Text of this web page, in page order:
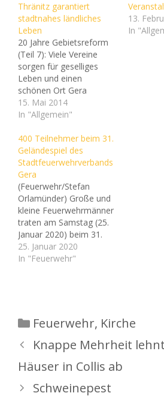
Thränitz garantiert
stadtnahes ländliches
Leben
20 Jahre Gebietsreform
(Teil 7): Viele Vereine
sorgen für geselliges
Leben und einen
schönen Ort Gera
Thränitz bildet mit dem
Dorf Collis und der
Ortsteil von Gera. Es liegt
landschaftlich reizvoll am
Naherholungsgebiet
Gessental und hat 400
Einwohner. Die Süd-Ost-
Tangente verbindet den
Ortsteil mit der Stadt…
15. Mai 2014
In "Allgemein"
13.
In
400 Teilnehmer beim 31.
Geländespiel des
Stadtfeuerwehrverbands
Gera
(Feuerwehr/Stefan
Orlamünder) Große und
kleine Feuerwehrmänner
traten am Samstag (25.
Januar 2020) beim 31.
Geländespiel zum
Wettkampf in Gera
Kilometer lange Strecke
unter freiem Himmel. Mit
feuerwehrspezifischen
Wissen und dem Einsatz
ihrer Fähigkeiten im
Kompass…
25. Januar 2020
In "Feuerwehr"
Kategorien
Feuerwehr, Kirche
Knappe Mehrheit
Häuser in Collis ab
Schweinepest